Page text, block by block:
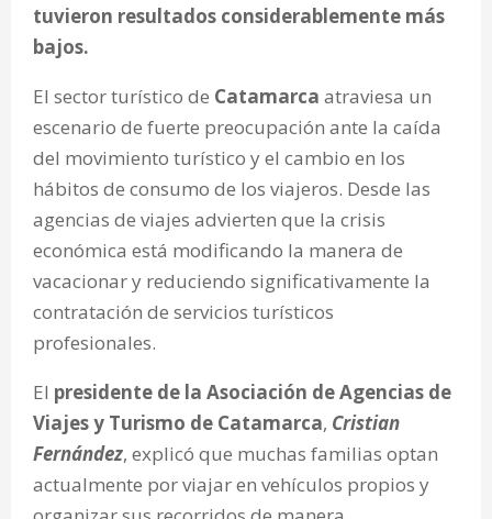
tuvieron resultados considerablemente más
bajos.
El sector turístico de Catamarca atraviesa un
escenario de fuerte preocupación ante la caída
del movimiento turístico y el cambio en los
hábitos de consumo de los viajeros. Desde las
agencias de viajes advierten que la crisis
económica está modificando la manera de
vacacionar y reduciendo significativamente la
contratación de servicios turísticos
profesionales.
El presidente de la Asociación de Agencias de
Viajes y Turismo de Catamarca, Cristian
Fernández, explicó que muchas familias optan
actualmente por viajar en vehículos propios y